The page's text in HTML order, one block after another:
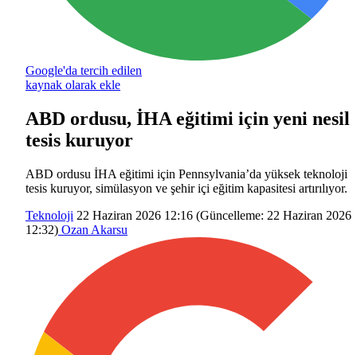
Google'da tercih edilen
kaynak olarak ekle
ABD ordusu, İHA eğitimi için yeni nesil
tesis kuruyor
ABD ordusu İHA eğitimi için Pennsylvania’da yüksek teknoloji
tesis kuruyor, simülasyon ve şehir içi eğitim kapasitesi artırılıyor.
Teknoloji 22 Haziran 2026 12:16 (Güncelleme: 22 Haziran 2026
12:32) Ozan Akarsu